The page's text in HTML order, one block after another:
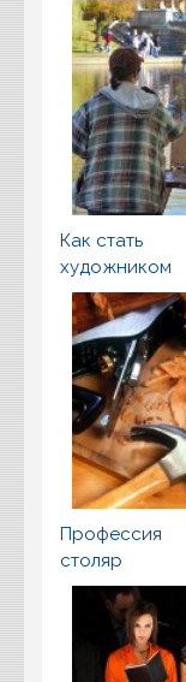
Как стать
художником
Профессия
столяр